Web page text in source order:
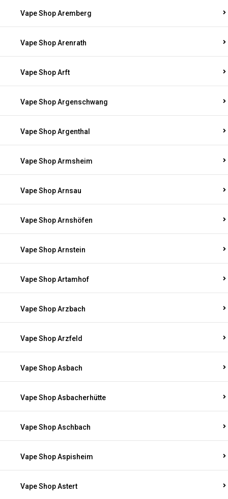
Vape Shop Aremberg
Vape Shop Arenrath
Vape Shop Arft
Vape Shop Argenschwang
Vape Shop Argenthal
Vape Shop Armsheim
Vape Shop Arnsau
Vape Shop Arnshöfen
Vape Shop Arnstein
Vape Shop Artamhof
Vape Shop Arzbach
Vape Shop Arzfeld
Vape Shop Asbach
Vape Shop Asbacherhütte
Vape Shop Aschbach
Vape Shop Aspisheim
Vape Shop Astert